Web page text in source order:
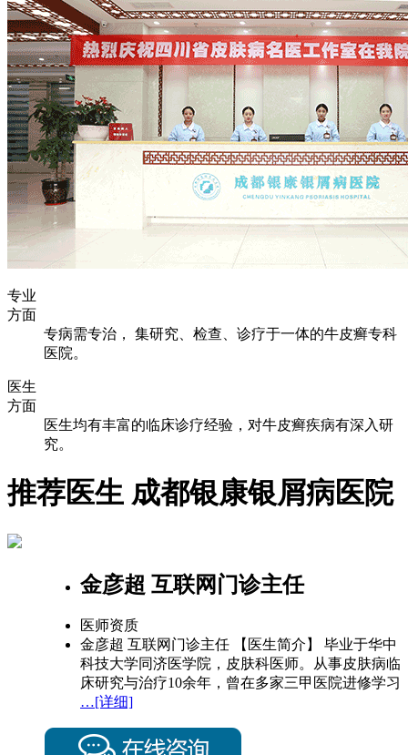
专业
方面
专病需专治， 集研究、检查、诊疗于一体的牛皮癣专科
医院。
医生
方面
医生均有丰富的临床诊疗经验，对牛皮癣疾病有深入研
究。
推荐医生 成都银康银屑病医院
金彦超 互联网门诊主任
医师资质
金彦超 互联网门诊主任 【医生简介】 毕业于华中
科技大学同济医学院，皮肤科医师。从事皮肤病临
床研究与治疗10余年，曾在多家三甲医院进修学习
…[详细]